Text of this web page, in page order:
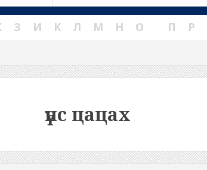
З И К Л М Н О П Р
үнс цацах